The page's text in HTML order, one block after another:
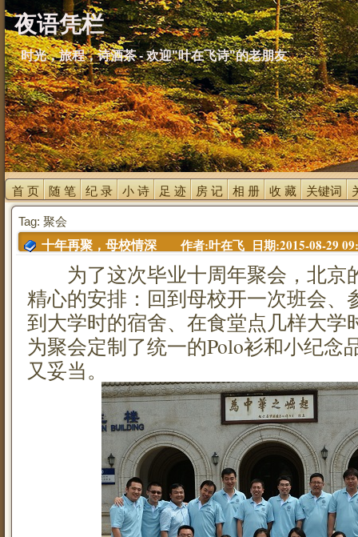
夜语凭栏
时光，旅程，诗酒茶 - 欢迎"叶在飞诗"的老朋友
首 页 随 笔 纪 录 小 诗 足 迹 房 记 相 册 收 藏 关键词
Tag: 聚会
十年再聚，母校情深
作者:叶在飞 日期:2015-08-29
为了这次毕业十周年聚会，北京
精心的安排：回到母校开一次班会、
到大学时的宿舍、在食堂点几样大学
为聚会定制了统一的Polo衫和小纪念
又妥当。